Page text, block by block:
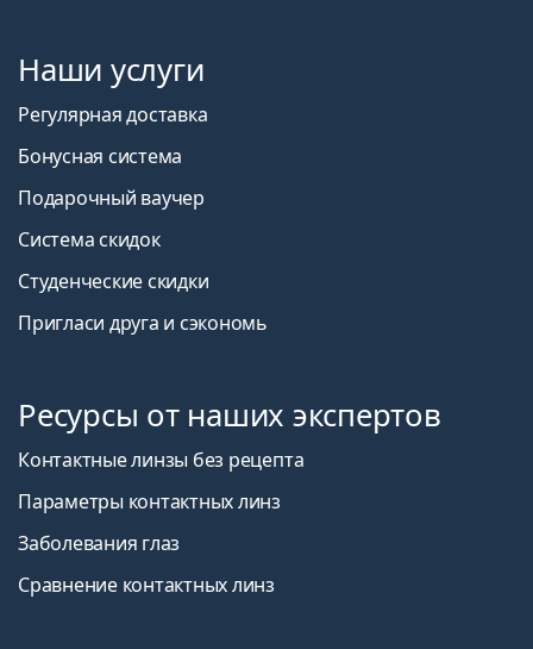
Наши услуги
Регулярная доставка
Бонусная система
Подарочный ваучер
Система скидок
Студенческие скидки
Пригласи друга и сэкономь
Ресурсы от наших экспертов
Контактные линзы без рецепта
Параметры контактных линз
Заболевания глаз
Сравнение контактных линз